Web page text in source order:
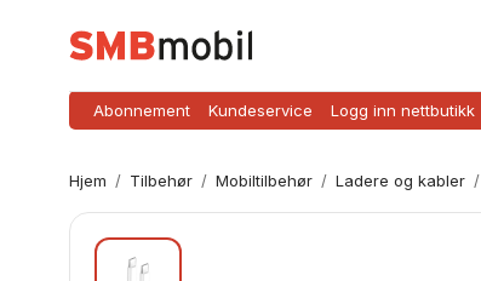
Abonnement Kundeservice Logg inn nettbutikk
Hjem / Tilbehør / Mobiltilbehør / Ladere og kabler /